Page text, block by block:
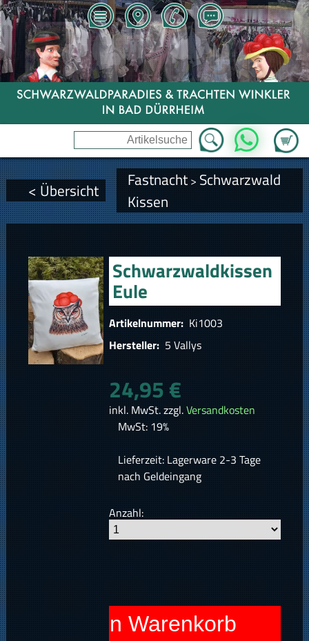
Zum
WhatsApp
< Übersicht Fastnacht> Schwarzwald
Kissen
Schwarzwaldkissen
Eule
Artikelnummer: Ki1003
Hersteller: 5 Vallys
24,95 €
inkl. MwSt. zzgl.Versandkosten
MwSt: 19%
Lieferzeit: Lagerware 2-3 Tage
nach Geldeingang
Anzahl:
In den Warenkorb